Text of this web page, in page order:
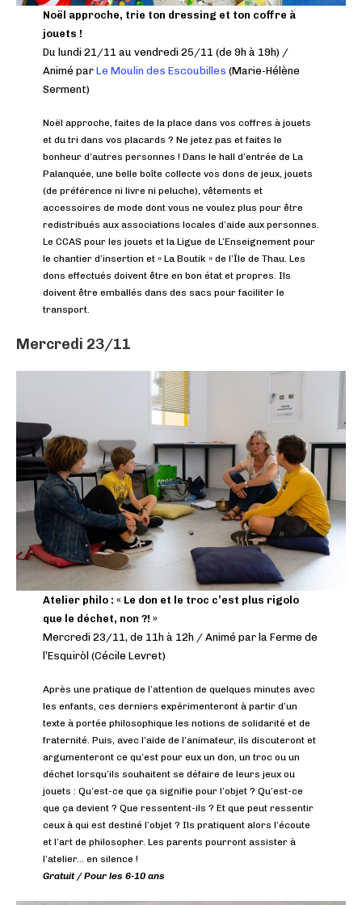
Noël approche, trie ton dressing et ton coffre à
jouets !
Du lundi 21/11 au vendredi 25/11 (de 9h à 19h) /
Animé par Le Moulin des Escoubilles (Marie-Hélène
Serment)
Noël approche, faites de la place dans vos coffres à jouets
et du tri dans vos placards ? Ne jetez pas et faites le
bonheur d’autres personnes ! Dans le hall d’entrée de La
Palanquée, une belle boîte collecte vos dons de jeux, jouets
(de préférence ni livre ni peluche), vêtements et
accessoires de mode dont vous ne voulez plus pour être
redistribués aux associations locales d’aide aux personnes.
Le CCAS pour les jouets et la Ligue de L’Enseignement pour
le chantier d’insertion et « La Boutik » de l’Île de Thau. Les
dons effectués doivent être en bon état et propres. Ils
doivent être emballés dans des sacs pour faciliter le
transport.
Mercredi 23/11
Atelier philo : « Le don et le troc c’est plus rigolo
que le déchet, non ?! »
Mercredi 23/11, de 11h à 12h / Animé par la Ferme de
l’Esquiròl (Cécile Levret)
Après une pratique de l’attention de quelques minutes avec
les enfants, ces derniers expérimenteront à partir d’un
texte à portée philosophique les notions de solidarité et de
fraternité. Puis, avec l’aide de l’animateur, ils discuteront et
argumenteront ce qu’est pour eux un don, un troc ou un
déchet lorsqu’ils souhaitent se défaire de leurs jeux ou
jouets : Qu’est-ce que ça signifie pour l’objet ? Qu’est-ce
que ça devient ? Que ressentent-ils ? Et que peut ressentir
ceux à qui est destiné l’objet ? Ils pratiquent alors l’écoute
et l’art de philosopher. Les parents pourront assister à
l’atelier… en silence !
Gratuit / Pour les 6-10 ans